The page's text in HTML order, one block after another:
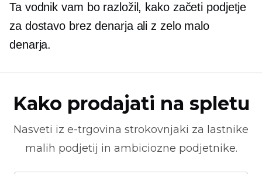
Ta vodnik vam bo razložil, kako začeti podjetje
za dostavo brez denarja ali z zelo malo
denarja.
Kako prodajati na spletu
Nasveti iz e-trgovina strokovnjaki za lastnike
malih podjetij in ambiciozne podjetnike.